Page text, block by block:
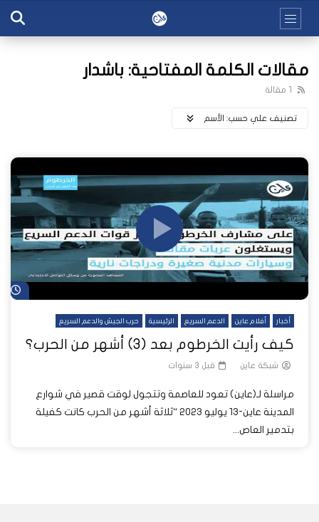
مقالات الكلمة المفتاحية: باشدار
1 مقالة
تصنيف علي حسب: اﻷسم
أخبار أفلام عاين الدعم السريع الرئيسية حرب الجيش والدعم السريع
كيف رأيت الخرطوم بعد (3) أشهر من الحرب؟
شبكة عاين قبل 3 سنوات
مراسلة لـ(عاين) تعود للعاصمة وتتجول لوقت قصير في شوارع
المدينة عاين-13 يوليو 2023 “ثلاثة أشهر من الحرب كانت كفيلة
بتدمير العاص...